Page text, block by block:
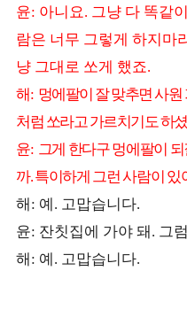
윤: 아니요. 그냥 다 똑같
람은 너무 그렇게 하지마
냥 그대로 쏘게 했죠.
해: 멍에팔이 잘 맞추면 사
처럼 쏘라고 가르치기도 하
윤: 그게 한다구 멍에팔이
까.특이하게 그런 사람이 있
해: 예. 고맙습니다.
윤: 잔칫집에 가야 돼. 그
해: 예. 고맙습니다.